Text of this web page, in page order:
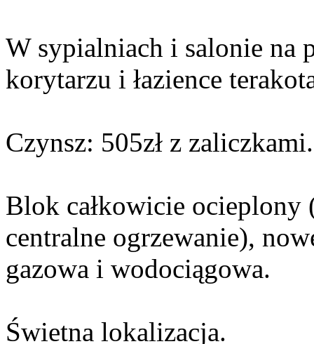
W sypialniach i salonie na
korytarzu i łazience
Czynsz: 505zł z zaliczkami.
Blok całkowicie
centralne ogrzewanie),
gazowa i wodociągowa.
Świetna lokalizacja.